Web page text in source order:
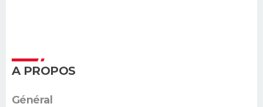
A PROPOS
Général